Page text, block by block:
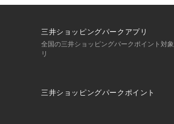
（平均耐用年数2～3年）
します。三井ショッピングパークアプリ
全国の三井ショッピングパークポイント対
リ
三井ショッピングパークポイント